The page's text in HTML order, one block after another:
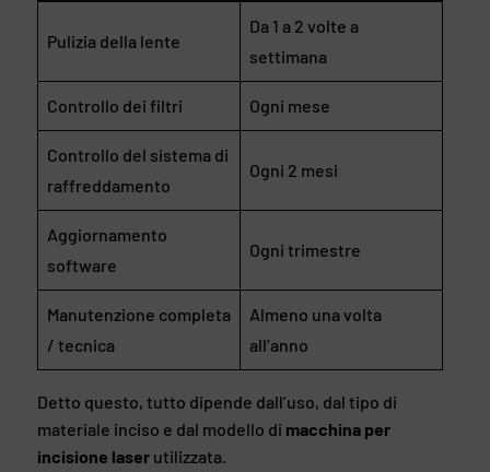
Pulizia della lente
Da 1 a 2 volte a
settimana
Controllo dei filtri Ogni mese
Controllo del sistema di
raffreddamento
Ogni 2 mesi
Aggiornamento
software
Ogni trimestre
Manutenzione completa
/ tecnica
Almeno una volta
all’anno
Detto questo, tutto dipende dall’uso, dal tipo di
materiale inciso e dal modello di macchina per
incisione laser utilizzata.